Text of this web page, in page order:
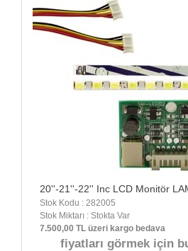
20''-21''-22'' Inc LCD Monitör
Stok Kodu : 282005
Stok Miktarı : Stokta Var
7.500,00 TL üzeri kargo bedava
fiyatları görmek için